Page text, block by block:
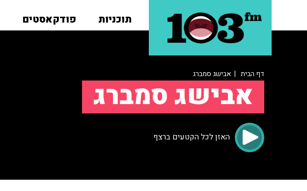
תוכניות פודקאסטים
דף הבית | אבישג סמברג
אבישג סמברג
האזן לכל הקטעים ברצף